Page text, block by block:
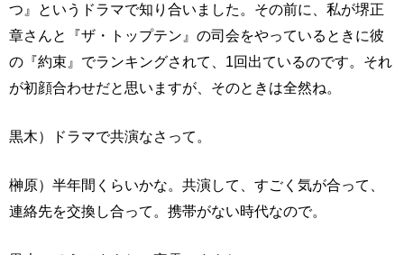
つ』というドラマで知り合いました。その前に、私が堺正
章さんと『ザ・トップテン』の司会をやっているときに彼
の『約束』でランキングされて、1回出ているのです。それ
が初顔合わせだと思いますが、そのときは全然ね。
黒木）ドラマで共演なさって。
榊原）半年間くらいかな。共演して、すごく気が合って、
連絡先を交換し合って。携帯がない時代なので。